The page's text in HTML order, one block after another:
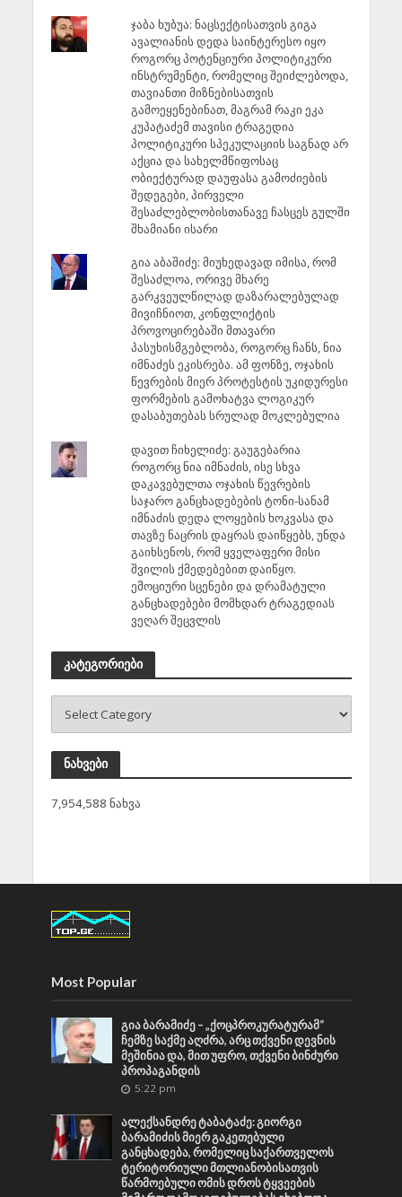
ჯაბა ხუბუა: ნაცსექტისათვის გიგა
ავალიანის დედა საინტერესო იყო
როგორც პოტენციური პოლიტიკური
ინსტრუმენტი, რომელიც შეიძლებოდა,
თავიანთი მიზნებისათვის
გამოეყენებინათ, მაგრამ რაკი ეკა
კუპატაძემ თავისი ტრაგედია
პოლიტიკური სპეკულაციის საგნად არ
აქცია და სახელმწიფოსაც
ობიექტურად დაუფასა გამოძიების
შედეგები, პირველი
შესაძლებლობისთანავე ჩასცეს გულში
შხამიანი ისარი
გია აბაშიძე: მიუხედავად იმისა, რომ
შესაძლოა, ორივე მხარე
გარკვეულწილად დაზარალებულად
მივიჩნიოთ, კონფლიქტის
პროვოცირებაში მთავარი
პასუხისმგებლობა, როგორც ჩანს, ნია
იმნაძეს ეკისრება. ამ ფონზე, ოჯახის
წევრების მიერ პროტესტის უკიდურესი
ფორმების გამოხატვა ლოგიკურ
დასაბუთებას სრულად მოკლებულია
დავით ჩიხელიძე: გაუგებარია
როგორც ნია იმნაძის, ისე სხვა
დაკავებულთა ოჯახის წევრების
საჯარო განცხადებების ტონი-სანამ
იმნაძის დედა ლოყების ხოკვასა და
თავზე ნაცრის დაყრას დაიწყებს, უნდა
გაიხსენოს, რომ ყველაფერი მისი
შვილის ქმედებებით დაიწყო.
ემოციური სცენები და დრამატული
განცხადებები მომხდარ ტრაგედიას
ვეღარ შეცვლის
კატეგორიები
ნახვები
7,954,588 ნახვა
Most Popular
გია ბარამიძე – „ქოცპროკურატურამ“
ჩემზე საქმე აღძრა, არც თქვენი დევნის
მეშინია და, მით უფრო, თქვენი ბინძური
პროპაგანდის
5:22 pm
ალექსანდრე ტაბატაძე: გიორგი
ბარამიძის მიერ გაკეთებული
განცხადება, რომელიც საქართველოს
ტერიტორიული მთლიანობისათვის
წარმოებული ომის დროს ტყვეების